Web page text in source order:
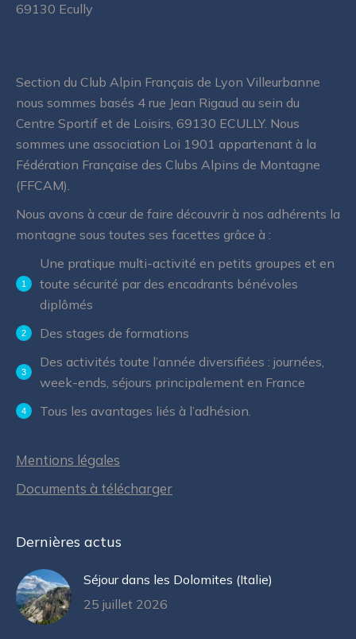
69130 Ecully
Section du Club Alpin Français de Lyon Villeurbanne
nous sommes basés 4 rue Jean Rigaud au sein du
Centre Sportif et de Loisirs, 69130 ECULLY. Nous
sommes une association Loi 1901 appartenant à la
Fédération Française des Clubs Alpins de Montagne
(FFCAM).
Nous avons à cœur de faire découvrir à nos adhérents la
montagne sous toutes ses facettes grâce à :
Une pratique multi-activité en petits groupes et en
toute sécurité par des encadrants bénévoles
diplômés
Des stages de formations
Des activités toute l’année diversifiées : journées,
week-ends, séjours principalement en France
Tous les avantages liés à l’adhésion.
Mentions légales
Documents à télécharger
Dernières actus
Séjour dans les Dolomites (Italie)
25 juillet 2026